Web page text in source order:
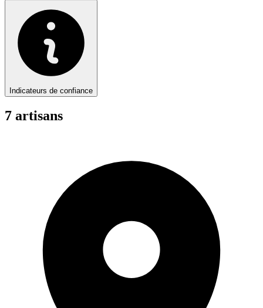
Indicateurs de confiance
7 artisans